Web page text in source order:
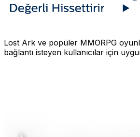
Lost Ark ve popüler MMORPG
bağlantı isteyen kullanıcılar için